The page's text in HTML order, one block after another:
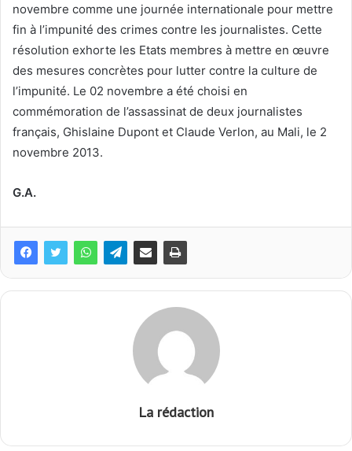
novembre comme une journée internationale pour mettre
fin à l’impunité des crimes contre les journalistes. Cette
résolution exhorte les Etats membres à mettre en œuvre
des mesures concrètes pour lutter contre la culture de
l’impunité. Le 02 novembre a été choisi en
commémoration de l’assassinat de deux journalistes
français, Ghislaine Dupont et Claude Verlon, au Mali, le 2
novembre 2013.
G.A.
La rédaction